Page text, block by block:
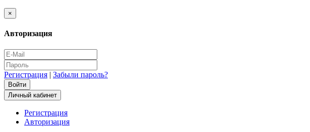
×
Авторизация
Регистрация | Забыли пароль?
Личный кабинет
Регистрация
Авторизация